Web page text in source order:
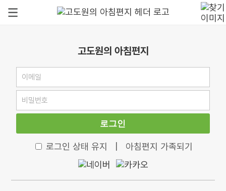
고도원의 아침편지
로그인
로그인 상태 유지 아침편지 가족되기